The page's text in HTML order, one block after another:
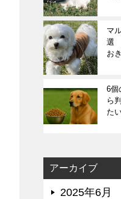
マ
選
お
6個
ら
た
アーカイブ
2025年6月